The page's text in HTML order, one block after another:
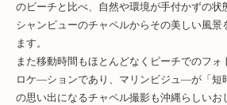
のビーチと比べ、自然や環境が手付かずの状
シャンビューのチャペルからその美しい風景
ます。
また移動時間もほとんどなくビーチでのフ
ロケ―ションであり、マリンビジュ―が「短
の思い出になるチャペル撮影も沖縄らしいお